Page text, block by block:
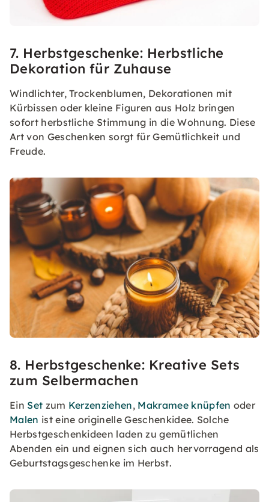
7. Herbstgeschenke: Herbstliche
Dekoration für Zuhause
Windlichter, Trockenblumen, Dekorationen mit
Kürbissen oder kleine Figuren aus Holz bringen
sofort herbstliche Stimmung in die Wohnung. Diese
Art von Geschenken sorgt für Gemütlichkeit und
Freude.
8. Herbstgeschenke: Kreative Sets
zum Selbermachen
Ein Set zum Kerzenziehen, Makramee knüpfen oder
Malen ist eine originelle Geschenkidee. Solche
Herbstgeschenkideen laden zu gemütlichen
Abenden ein und eignen sich auch hervorragend als
Geburtstagsgeschenke im Herbst.